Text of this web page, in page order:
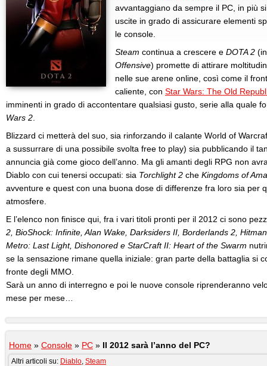
avvantaggiano da sempre il PC, in più
uscite in grado di assicurare elementi
le console.
Steam continua a crescere e DOTA 2
Offensive) promette di attirare
nelle sue arene online, così come il
caliente, con Star Wars: The Old
imminenti in grado di accontentare qualsiasi gusto, serie alla quale
Wars 2
Blizzard ci metterà del suo, sia rinforzando il calante World of
a sussurrare di una possibile svolta free to play) sia pubblicando il
annuncia già come gioco dell’anno. Ma gli amanti degli RPG non
Diablo con cui tenersi occupati: sia Torchlight 2 che Kingdoms of
avventure e quest con una buona dose di differenze fra loro sia per
atmosfere.
E l’elenco non finisce qui, fra i vari titoli pronti per il 2012 ci sono
2, BioShock: Infinite, Alan Wake, Darksiders II, Borderlands 2,
Metro: Last Light, Dishonored e StarCraft II: Heart of the Swarm
se la sensazione rimane quella iniziale: gran parte della battaglia si
fronte degli MMO.
Sarà un anno di interregno e poi le nuove console riprenderanno
mese per mese…
Home » Console » PC » Il 2012 sarà l’anno del PC?
Altri articoli su: Diablo, Steam